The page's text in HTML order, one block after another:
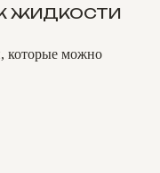
К ЖИДКОСТИ
которые можно